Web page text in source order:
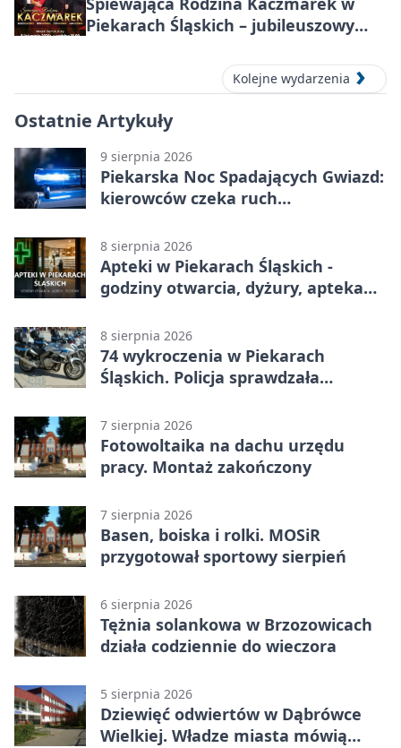
Piekarach Śląskich – jubileuszowy
Kolejne wydarzenia
Ostatnie Artykuły
9 sierpnia 2026
Piekarska Noc Spadających Gwiazd:
kierowców czeka ruch
8 sierpnia 2026
Apteki w Piekarach Śląskich -
godziny otwarcia, dyżury, apteka
8 sierpnia 2026
74 wykroczenia w Piekarach
Śląskich. Policja sprawdzała
7 sierpnia 2026
Fotowoltaika na dachu urzędu
pracy. Montaż zakończony
7 sierpnia 2026
Basen, boiska i rolki. MOSiR
przygotował sportowy sierpień
6 sierpnia 2026
Tężnia solankowa w Brzozowicach
działa codziennie do wieczora
5 sierpnia 2026
Dziewięć odwiertów w Dąbrówce
Wielkiej. Władze miasta mówią